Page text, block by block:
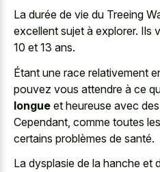
La durée de vie du Treeing
excellent sujet à explorer. Ils
10 et 13 ans.
Étant une race relativement
pouvez vous attendre à ce
longue et heureuse avec
Cependant, comme toutes
certains problèmes de santé.
La dysplasie de la hanche et